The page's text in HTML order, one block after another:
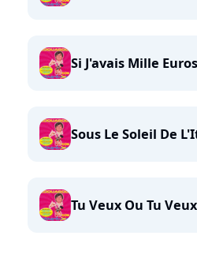
Si J'avais Mille
Sous Le Soleil De
Tu Veux Ou Tu